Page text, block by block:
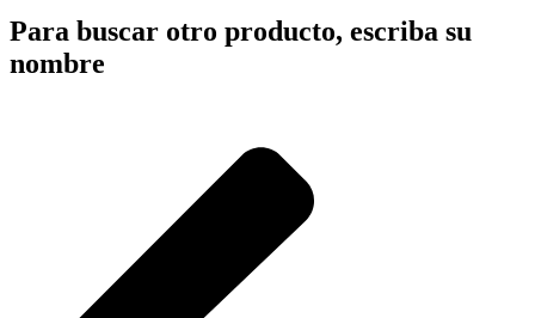
Para buscar otro producto, escriba su
nombre